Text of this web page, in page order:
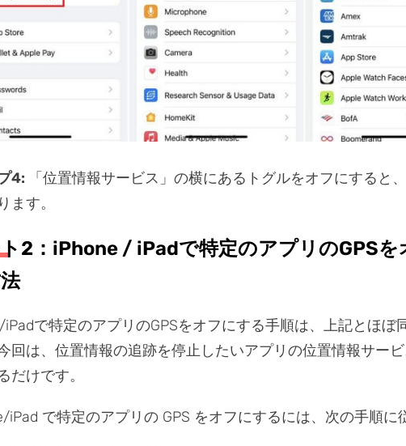
4:
「位置情報サービス」の横にあるトグルをオフにすると
ます。
2：iPhone / iPadで特定のアプリのGPSを
で特定のアプリのGPSをオフにする手順は、上記とほぼ
回は、位置情報の追跡を停止したいアプリの位置情報サー
だけです。
iPad で特定のアプリの GPS をオフにするには、次の手順に